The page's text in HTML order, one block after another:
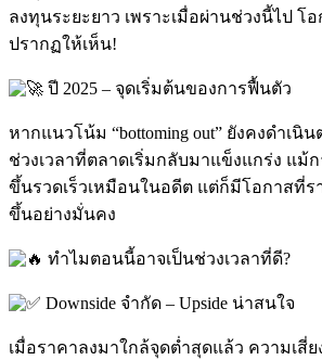
ลงทุนระยะยาว เพราะเมื่อผ่านช่วงนี้ไป โ
ปรากฏให้เห็น!
ปี 2025 – จุดเริ่มต้นของการฟื้นตัว
หากแนวโน้ม “bottoming out” ยังคงดำเนิน
ช่วงเวลาที่ตลาดเริ่มกลับมาแข็งแกร่ง แม้
ขึ้นรวดเร็วเหมือนในอดีต แต่ก็มีโอกาสที่ร
ขึ้นอย่างมั่นคง
ทำไมตอนนี้อาจเป็นช่วงเวลาที่ดี?
Downside จำกัด – Upside น่าสนใจ
เมื่อราคาลงมาใกล้จุดต่ำสุดแล้ว ความเสี่ย